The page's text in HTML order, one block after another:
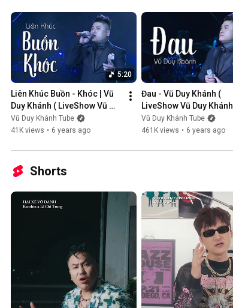
5:20
Liên Khúc Buồn - Khóc | Vũ
Duy Khánh ( LiveShow Vũ
Duy Khánh 2019 Phần 1/21 )
Vũ Duy Khánh Tube
41K views • 6 years ago
Đau - Vũ Duy Khánh (
LiveShow Vũ Duy Khánh
2019 Phần 2/21 )
Vũ Duy Khánh Tube
461K views • 6 years ago
Shorts